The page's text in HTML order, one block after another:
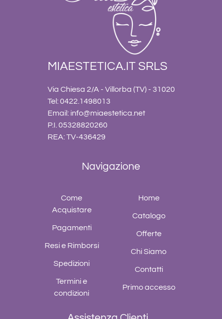
MIAESTETICA.IT SRLS
Via Chiesa 2/A - Villorba (TV) - 31020
Tel: 0422.1498013
Email: info@miaestetica.net
P.I. 05328820260
REA: TV-436429
Navigazione
Come
Acquistare
Pagamenti
Resi e Rimborsi
Spedizioni
Termini e
condizioni
Home
Catalogo
Offerte
Chi Siamo
Contatti
Primo accesso